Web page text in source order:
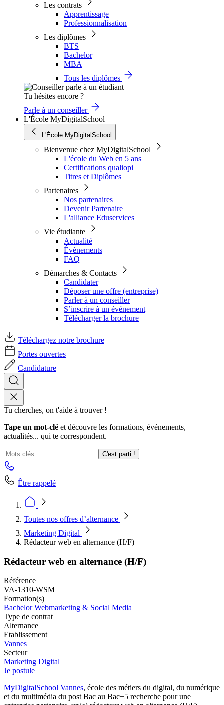
Les contrats
Apprentissage
Professionnalisation
Les diplômes
BTS
Bachelor
MBA
Tous les diplômes
Tu hésites encore ?
Parle à un conseiller
L'École MyDigitalSchool
L'École MyDigitalSchool
Bienvenue chez MyDigitalSchool
L'école du Web en 5 ans
Certifications qualiopi
Titres et Diplômes
Partenaires
Nos partenaires
Devenir Partenaire
L'alliance Eduservices
Vie étudiante
Actualité
Évènements
FAQ
Démarches & Contacts
Candidater
Déposer une offre (entreprise)
Parler à un conseiller
S’inscrire à un événement
Télécharger la brochure
Téléchargez notre brochure
Portes ouvertes
Candidature
Tu cherches, on t'aide à trouver !
Tape un mot-clé et découvre les formations, événements,
actualités... qui te correspondent.
C'est parti !
Être rappelé
Toutes nos offres d’alternance
Marketing Digital
Rédacteur web en alternance (H/F)
Rédacteur web en alternance (H/F)
Référence
VA-1310-WSM
Formation(s)
Bachelor Webmarketing & Social Media
Type de contrat
Alternance
Etablissement
Vannes
Secteur
Marketing Digital
Je postule
MyDigitalSchool Vannes, école des métiers du digital, du numérique
et du multimédia du post Bac au Bac+5 recherche pour une